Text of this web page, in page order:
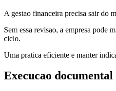
A gestao financeira precisa sair do
Sem essa revisao, a empresa pode
ciclo.
Uma pratica eficiente e manter
Execucao documental